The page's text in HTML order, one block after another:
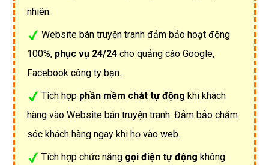
nhiên.
Website bán truyện tranh đảm bảo hoạt động
100%, phục vụ 24/24 cho quảng cáo Google,
Facebook công ty bạn.
Tích hợp phần mềm chát tự động khi khách
hàng vào Website bán truyện tranh. Đảm bảo chăm
sóc khách hàng ngay khi họ vào web.
Tích hợp chức năng gọi điện tự động không